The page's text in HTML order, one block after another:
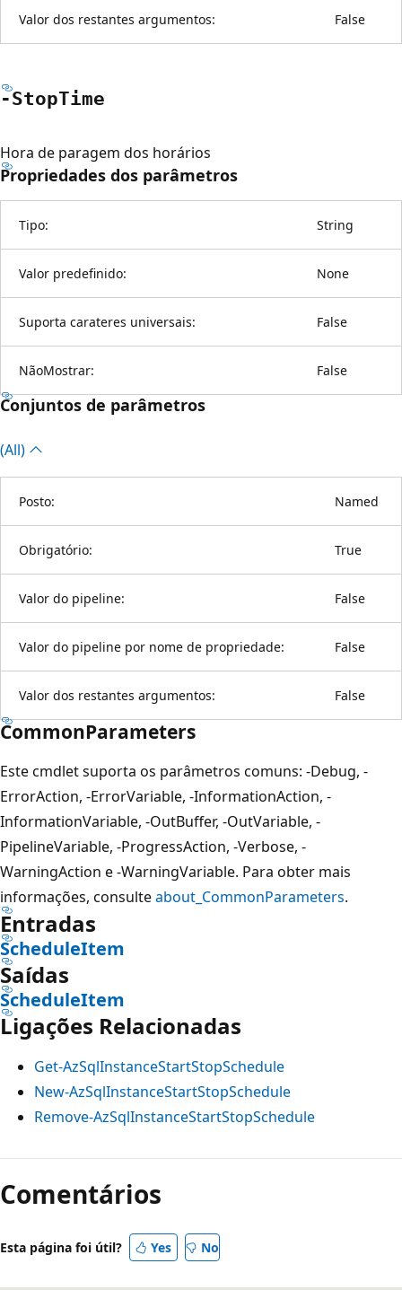
Valor dos restantes argumentos: False
-StopTime
Hora de paragem dos horários
Propriedades dos parâmetros
Tipo: String
Valor predefinido: None
Suporta carateres universais: False
NãoMostrar: False
Conjuntos de parâmetros
(All)
Posto: Named
Obrigatório: True
Valor do pipeline: False
Valor do pipeline por nome de propriedade: False
Valor dos restantes argumentos: False
CommonParameters
Este cmdlet suporta os parâmetros comuns: -Debug, -
ErrorAction, -ErrorVariable, -InformationAction, -
InformationVariable, -OutBuffer, -OutVariable, -
PipelineVariable, -ProgressAction, -Verbose, -
WarningAction e -WarningVariable. Para obter mais
informações, consulteabout_CommonParameters.
Entradas
ScheduleItem
Saídas
ScheduleItem
Ligações Relacionadas
Get-AzSqlInstanceStartStopSchedule
New-AzSqlInstanceStartStopSchedule
Remove-AzSqlInstanceStartStopSchedule
Comentários
Esta página foi útil? Yes No